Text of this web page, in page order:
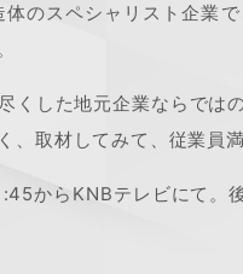
のスペシャリスト企業
くした地元企業ならでは
、取材してみて、従業員
からKNBテレビにて。後